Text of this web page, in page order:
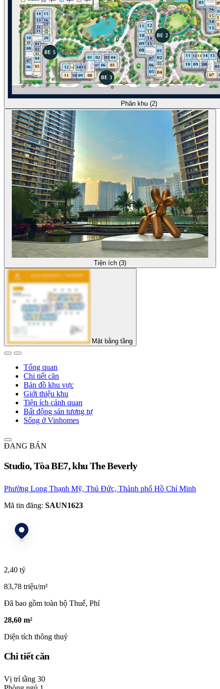
Phân khu (2)
Tiện ích (3)
Mặt bằng tầng
Tổng quan
Chi tiết căn
Bản đồ khu vực
Giới thiệu khu
Tiện ích cảnh quan
Bất động sản tương tự
Sống ở Vinhomes
ĐANG BÁN
Studio, Tòa BE7, khu The Beverly
Phường Long Thạnh Mỹ, Thủ Đức, Thành phố Hồ Chí Minh
Mã tin đăng: SAUN1623
2,40 tỷ
83,78 triệu/m²
Đã bao gồm toàn bộ Thuế, Phí
28,60 m²
Diện tích thông thuỷ
Chi tiết căn
Vị trí tầng 30